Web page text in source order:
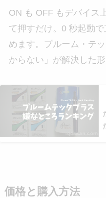
ON も OFF もデバイス
て押すだけ。0 秒起動
めます。プルーム・テ
からない」が解決した形
価格と購入方法